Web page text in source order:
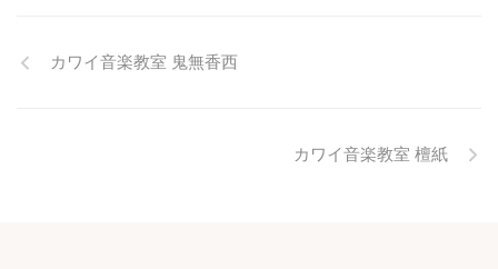
カワイ音楽教室 鬼無香西
カワイ音楽教室 檀紙